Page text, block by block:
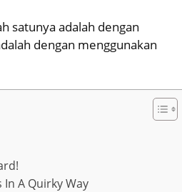
satunya adalah dengan
dengan menggunakan
In A Quirky Way